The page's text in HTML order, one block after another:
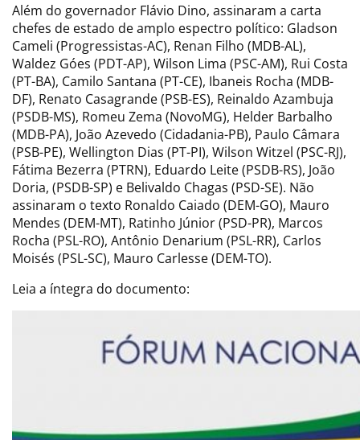
Além do governador Flávio Dino, assinaram a carta
chefes de estado de amplo espectro político: Gladson
Cameli (Progressistas-AC), Renan Filho (MDB-AL),
Waldez Góes (PDT-AP), Wilson Lima (PSC-AM), Rui Costa
(PT-BA), Camilo Santana (PT-CE), Ibaneis Rocha (MDB-
DF), Renato Casagrande (PSB-ES), Reinaldo Azambuja
(PSDB-MS), Romeu Zema (NovoMG), Helder Barbalho
(MDB-PA), João Azevedo (Cidadania-PB), Paulo Câmara
(PSB-PE), Wellington Dias (PT-PI), Wilson Witzel (PSC-RJ),
Fátima Bezerra (PTRN), Eduardo Leite (PSDB-RS), João
Doria, (PSDB-SP) e Belivaldo Chagas (PSD-SE). Não
assinaram o texto Ronaldo Caiado (DEM-GO), Mauro
Mendes (DEM-MT), Ratinho Júnior (PSD-PR), Marcos
Rocha (PSL-RO), Antônio Denarium (PSL-RR), Carlos
Moisés (PSL-SC), Mauro Carlesse (DEM-TO).
Leia a íntegra do documento: